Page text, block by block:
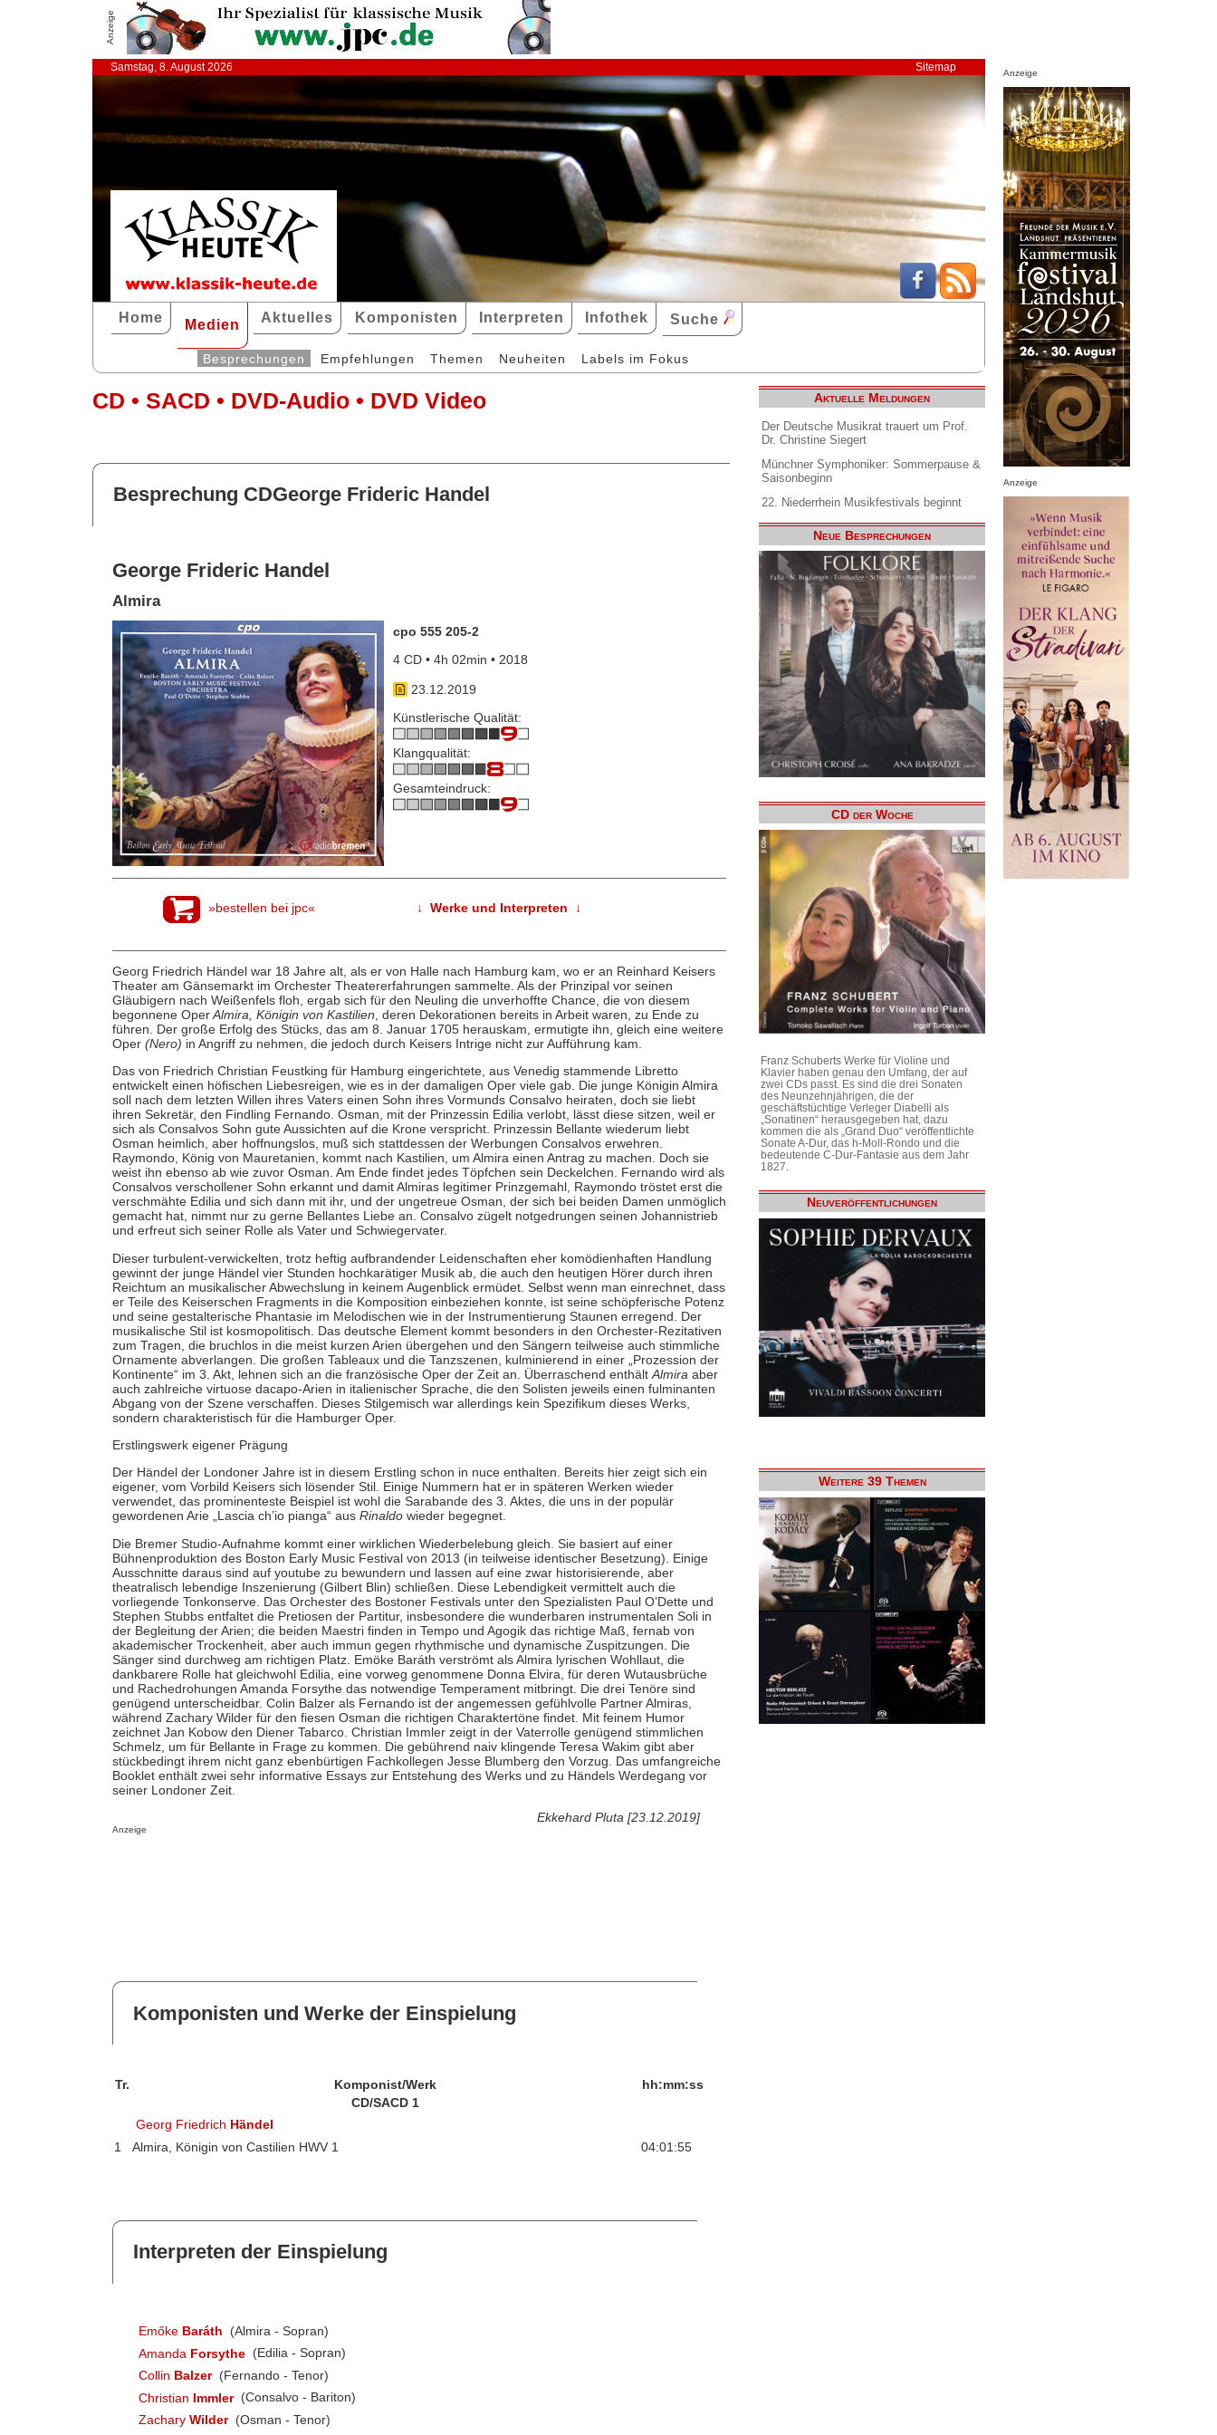
Anzeige
Samstag, 8. August 2026 Sitemap
Home Medien Aktuelles Komponisten Interpreten Infothek Suche
Besprechungen Empfehlungen Themen Neuheiten Labels im Fokus
CD • SACD • DVD-Audio • DVD Video
Besprechung CDGeorge Frideric Handel
George Frideric Handel
Almira
cpo 555 205-2
4 CD • 4h 02min • 2018
23.12.2019
Künstlerische Qualität:
Klangqualität:
Gesamteindruck:
»bestellen bei jpc« ↓ Werke und Interpreten ↓
Georg Friedrich Händel war 18 Jahre alt, als er von Halle nach Hamburg kam, wo er an Reinhard Keisers
Theater am Gänsemarkt im Orchester Theatererfahrungen sammelte. Als der Prinzipal vor seinen
Gläubigern nach Weißenfels floh, ergab sich für den Neuling die unverhoffte Chance, die von diesem
begonnene OperAlmira, Königin von Kastilien , deren Dekorationen bereits in Arbeit waren, zu Ende zu
führen. Der große Erfolg des Stücks, das am 8. Januar 1705 herauskam, ermutigte ihn, gleich eine weitere
Oper (Nero) in Angriff zu nehmen, die jedoch durch Keisers Intrige nicht zur Aufführung kam.
Das von Friedrich Christian Feustking für Hamburg eingerichtete, aus Venedig stammende Libretto
entwickelt einen höfischen Liebesreigen, wie es in der damaligen Oper viele gab. Die junge Königin Almira
soll nach dem letzten Willen ihres Vaters einen Sohn ihres Vormunds Consalvo heiraten, doch sie liebt
ihren Sekretär, den Findling Fernando. Osman, mit der Prinzessin Edilia verlobt, lässt diese sitzen, weil er
sich als Consalvos Sohn gute Aussichten auf die Krone verspricht. Prinzessin Bellante wiederum liebt
Osman heimlich, aber hoffnungslos, muß sich stattdessen der Werbungen Consalvos erwehren.
Raymondo, König von Mauretanien, kommt nach Kastilien, um Almira einen Antrag zu machen. Doch sie
weist ihn ebenso ab wie zuvor Osman. Am Ende findet jedes Töpfchen sein Deckelchen. Fernando wird als
Consalvos verschollener Sohn erkannt und damit Almiras legitimer Prinzgemahl, Raymondo tröstet erst die
verschmähte Edilia und sich dann mit ihr, und der ungetreue Osman, der sich bei beiden Damen unmöglich
gemacht hat, nimmt nur zu gerne Bellantes Liebe an. Consalvo zügelt notgedrungen seinen Johannistrieb
und erfreut sich seiner Rolle als Vater und Schwiegervater.
Dieser turbulent-verwickelten, trotz heftig aufbrandender Leidenschaften eher komödienhaften Handlung
gewinnt der junge Händel vier Stunden hochkarätiger Musik ab, die auch den heutigen Hörer durch ihren
Reichtum an musikalischer Abwechslung in keinem Augenblick ermüdet. Selbst wenn man einrechnet, dass
er Teile des Keiserschen Fragments in die Komposition einbeziehen konnte, ist seine schöpferische Potenz
und seine gestalterische Phantasie im Melodischen wie in der Instrumentierung Staunen erregend. Der
musikalische Stil ist kosmopolitisch. Das deutsche Element kommt besonders in den Orchester-Rezitativen
zum Tragen, die bruchlos in die meist kurzen Arien übergehen und den Sängern teilweise auch stimmliche
Ornamente abverlangen. Die großen Tableaux und die Tanzszenen, kulminierend in einer „Prozession der
Kontinente“ im 3. Akt, lehnen sich an die französische Oper der Zeit an. Überraschend enthält Almira aber
auch zahlreiche virtuose dacapo-Arien in italienischer Sprache, die den Solisten jeweils einen fulminanten
Abgang von der Szene verschaffen. Dieses Stilgemisch war allerdings kein Spezifikum dieses Werks,
sondern charakteristisch für die Hamburger Oper.
Erstlingswerk eigener Prägung
Der Händel der Londoner Jahre ist in diesem Erstling schon in nuce enthalten. Bereits hier zeigt sich ein
eigener, vom Vorbild Keisers sich lösender Stil. Einige Nummern hat er in späteren Werken wieder
verwendet, das prominenteste Beispiel ist wohl die Sarabande des 3. Aktes, die uns in der populär
gewordenen Arie „Lascia ch’io pianga“ aus Rinaldowieder begegnet.
Die Bremer Studio-Aufnahme kommt einer wirklichen Wiederbelebung gleich. Sie basiert auf einer
Bühnenproduktion des Boston Early Music Festival von 2013 (in teilweise identischer Besetzung). Einige
Ausschnitte daraus sind auf youtube zu bewundern und lassen auf eine zwar historisierende, aber
theatralisch lebendige Inszenierung (Gilbert Blin) schließen. Diese Lebendigkeit vermittelt auch die
vorliegende Tonkonserve. Das Orchester des Bostoner Festivals unter den Spezialisten Paul O’Dette und
Stephen Stubbs entfaltet die Pretiosen der Partitur, insbesondere die wunderbaren instrumentalen Soli in
der Begleitung der Arien; die beiden Maestri finden in Tempo und Agogik das richtige Maß, fernab von
akademischer Trockenheit, aber auch immun gegen rhythmische und dynamische Zuspitzungen. Die
Sänger sind durchweg am richtigen Platz. Emöke Baráth verströmt als Almira lyrischen Wohllaut, die
dankbarere Rolle hat gleichwohl Edilia, eine vorweg genommene Donna Elvira, für deren Wutausbrüche
und Rachedrohungen Amanda Forsythe das notwendige Temperament mitbringt. Die drei Tenöre sind
genügend unterscheidbar. Colin Balzer als Fernando ist der angemessen gefühlvolle Partner Almiras,
während Zachary Wilder für den fiesen Osman die richtigen Charaktertöne findet. Mit feinem Humor
zeichnet Jan Kobow den Diener Tabarco. Christian Immler zeigt in der Vaterrolle genügend stimmlichen
Schmelz, um für Bellante in Frage zu kommen. Die gebührend naiv klingende Teresa Wakim gibt aber
stückbedingt ihrem nicht ganz ebenbürtigen Fachkollegen Jesse Blumberg den Vorzug. Das umfangreiche
Booklet enthält zwei sehr informative Essays zur Entstehung des Werks und zu Händels Werdegang vor
seiner Londoner Zeit.
Ekkehard Pluta [23.12.2019]
Anzeige
Komponisten und Werke der Einspielung
Tr. Komponist/Werk
hh:mm:ss
CD/SACD 1
Georg Friedrich Händel
1
Almira, Königin von Castilien HWV 1 04:01:55
Interpreten der Einspielung
Emőke Baráth
(Almira - Sopran)
Amanda Forsythe (Edilia - Sopran)
Collin Balzer (Fernando - Tenor)
Christian Immler (Consalvo - Bariton)
Zachary Wilder (Osman - Tenor)
Aktuelle Meldungen
Der Deutsche Musikrat trauert um Prof.
Dr. Christine Siegert
Münchner Symphoniker: Sommerpause &
Saisonbeginn
22. Niederrhein Musikfestivals beginnt
Neue Besprechungen
CD der Woche
Franz Schuberts Werke für Violine und
Klavier haben genau den Umfang, der auf
zwei CDs passt. Es sind die drei Sonaten
des Neunzehnjährigen, die der
geschäftstüchtige Verleger Diabelli als
„Sonatinen“ herausgegeben hat, dazu
kommen die als „Grand Duo“ veröffentlichte
Sonate A-Dur, das h-Moll-Rondo und die
bedeutende C-Dur-Fantasie aus dem Jahr
1827.
Neuveröffentlichungen
Weitere 39 Themen
Anzeige
Anzeige